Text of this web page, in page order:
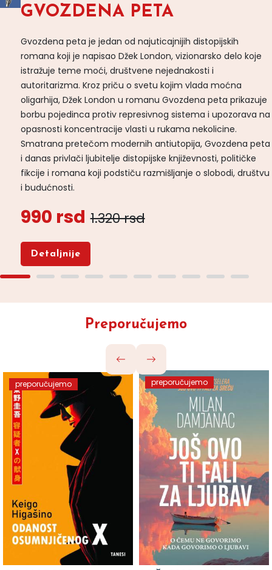
GVOZDENA PETA
Gvozdena peta je jedan od najuticajnijih distopijskih
romana koji je napisao Džek London, vizionarsko delo koje
istražuje teme moći, društvene nejednakosti i
autoritarizma. Kroz priču o svetu kojim vlada moćna
oligarhija, Džek London u romanu Gvozdena peta prikazuje
borbu pojedinca protiv represivnog sistema i upozorava na
opasnosti koncentracije vlasti u rukama nekolicine.
Smatrana pretečom modernih antiutopija, Gvozdena peta
i danas privlači ljubitelje distopijske književnosti, političke
fikcije i romana koji podstiču razmišljanje o slobodi, društvu
i budućnosti.
990 rsd 1.320 rsd
Detaljnije
Preporučujemo
preporučujemo preporučujemo